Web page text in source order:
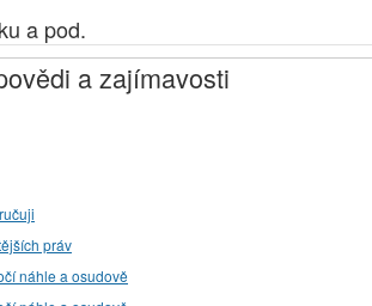
a pod.
a zajímavosti
práv
náhle a osudově